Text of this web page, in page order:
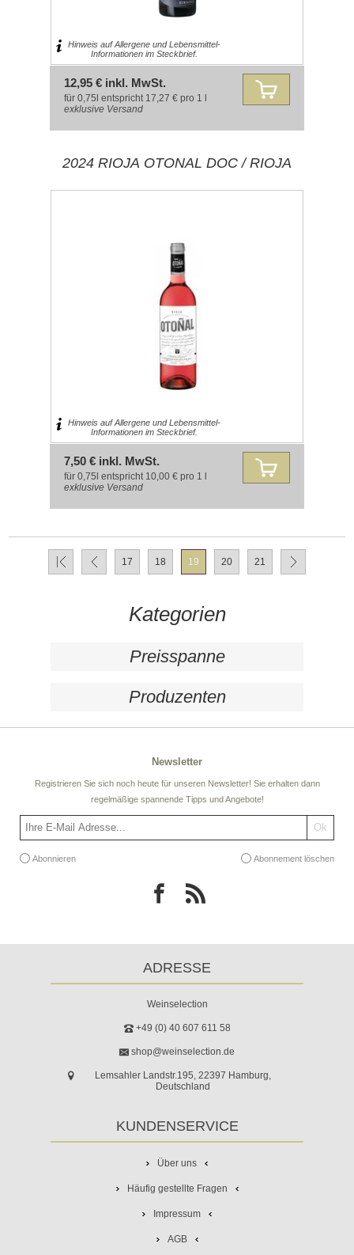
Hinweis auf Allergene und Lebensmittel-
Informationen im Steckbrief.
12,95 € inkl. MwSt.
für 0,75l entspricht 17,27 € pro 1 l
exklusive Versand
2024 RIOJA OTONAL DOC / RIOJA
Hinweis auf Allergene und Lebensmittel-
Informationen im Steckbrief.
7,50 € inkl. MwSt.
für 0,75l entspricht 10,00 € pro 1 l
exklusive Versand
17 18 19 20 21
Kategorien
Preisspanne
Produzenten
Newsletter
Registrieren Sie sich noch heute für unseren Newsletter! Sie erhalten dann
regelmäßige spannende Tipps und Angebote!
Abonnieren Abonnement löschen
ADRESSE
Weinselection
+49 (0) 40 607 611 58
shop@weinselection.de
Lemsahler Landstr.195, 22397 Hamburg,
Deutschland
KUNDENSERVICE
Über uns
Häufig gestellte Fragen
Impressum
AGB